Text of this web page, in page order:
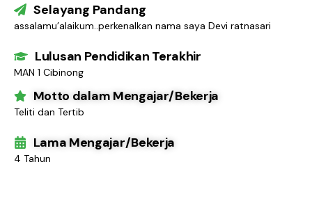
Selayang Pandang
assalamu’alaikum..perkenalkan nama saya Devi ratnasari
Lulusan Pendidikan Terakhir
MAN 1 Cibinong
Motto dalam Mengajar/Bekerja
Teliti dan Tertib
Lama Mengajar/Bekerja
4 Tahun